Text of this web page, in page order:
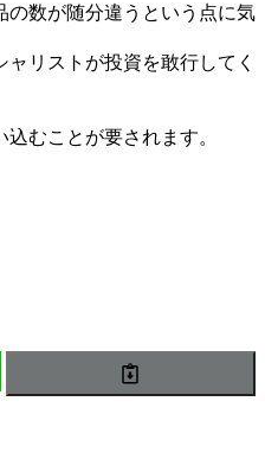
の数が随分違うという点に気
リストが投資を敢行してく
むことが要されます。